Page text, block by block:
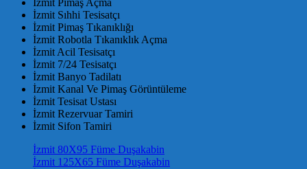
İzmit Pimaş Açma
İzmit Sıhhi Tesisatçı
İzmit Pimaş Tıkanıklığı
İzmit Robotla Tıkanıklık Açma
İzmit Acil Tesisatçı
İzmit 7/24 Tesisatçı
İzmit Banyo Tadilatı
İzmit Kanal Ve Pimaş Görüntüleme
İzmit Tesisat Ustası
İzmit Rezervuar Tamiri
İzmit Sifon Tamiri
İzmit 80X95 Füme Duşakabin
İzmit 125X65 Füme Duşakabin